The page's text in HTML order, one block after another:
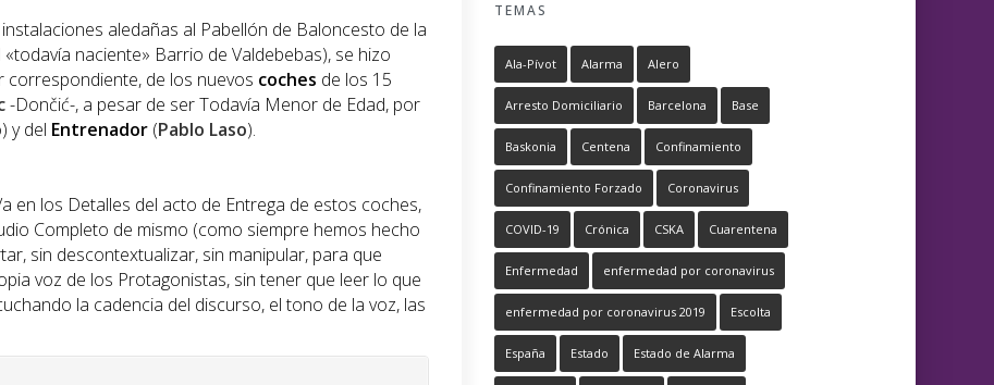
aledañas al Pabellón de Baloncesto de la
«todavía naciente» Barrio de Valdebebas), se hizo
correspondiente, de los nuevos coches de los 15
-Dončić-, a pesar de ser Todavía Menor de Edad, por
y del Entrenador (Pablo Laso).
en los Detalles del acto de Entrega de estos coches,
Completo de mismo (como siempre hemos hecho
sin descontextualizar, sin manipular, para que
voz de los Protagonistas, sin tener que leer lo que
la cadencia del discurso, el tono de la voz, las
TEMAS
Ala-Pívot Alarma Alero
Arresto Domiciliario Barcelona Base
Baskonia Centena Confinamiento
Confinamiento Forzado Coronavirus
COVID-19 Crónica CSKA Cuarentena
Enfermedad enfermedad por coronavirus
enfermedad por coronavirus 2019 Escolta
España Estado Estado de Alarma